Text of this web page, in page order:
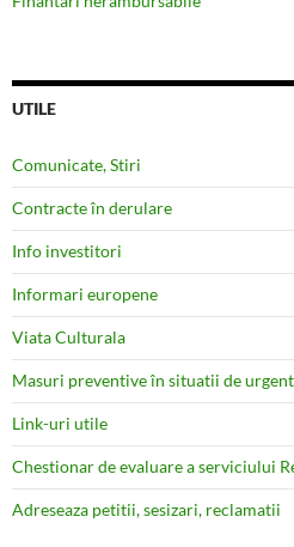
UTILE
Comunicate, Stiri
Contracte în derulare
Info investitori
Informari europene
Viata Culturala
Masuri preventive în situatii de
Link-uri utile
Chestionar de evaluare a serviciului
Adreseaza petitii, sesizari, reclamatii